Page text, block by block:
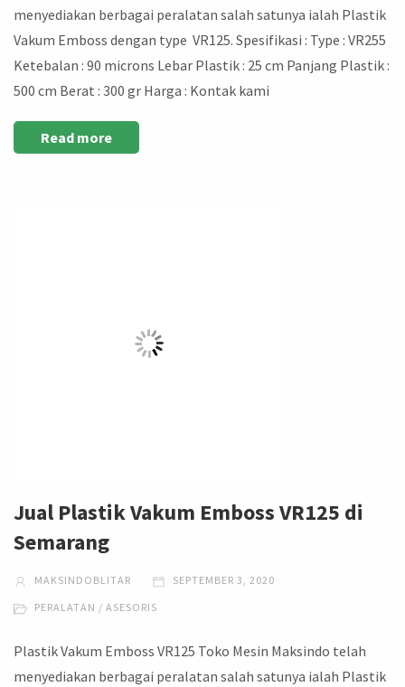
menyediakan berbagai peralatan salah satunya ialah Plastik
Vakum Emboss dengan type VR125. Spesifikasi : Type : VR255
Ketebalan : 90 microns Lebar Plastik : 25 cm Panjang Plastik :
500 cm Berat : 300 gr Harga : Kontak kami
Read more
Jual Plastik Vakum Emboss VR125 di
Semarang
MAKSINDOBLITAR SEPTEMBER 3, 2020
PERALATAN / ASESORIS
Plastik Vakum Emboss VR125 Toko Mesin Maksindo telah
menyediakan berbagai peralatan salah satunya ialah Plastik